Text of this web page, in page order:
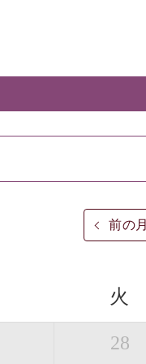
前の月
火
28